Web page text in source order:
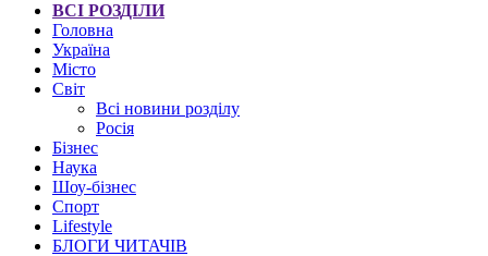
ВСІ РОЗДІЛИ
Головна
Україна
Місто
Світ
Всі новини розділу
Росія
Бізнес
Наука
Шоу-бізнес
Спорт
Lifestyle
БЛОГИ ЧИТАЧІВ